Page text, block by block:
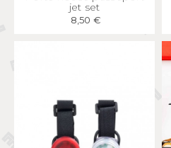
jet set
8,50 €